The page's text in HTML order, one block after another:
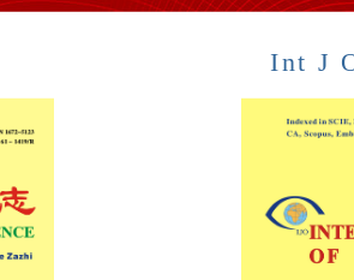
Int J